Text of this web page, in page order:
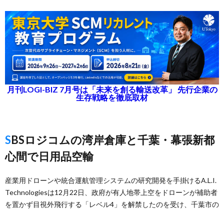
月刊LOGI-BIZ 7月号は「未来を創る輸送改革」 先行企業の
生存戦略を徹底取材
SBSロジコムの湾岸倉庫と千葉・幕張新都
心間で日用品空輸
産業用ドローンや統合運航管理システムの研究開発を手掛けるA.L.I.
Technologiesは12月22日、政府が有人地帯上空をドローンが補助者
を置かず目視外飛行する「レベル4」を解禁したのを受け、千葉市の